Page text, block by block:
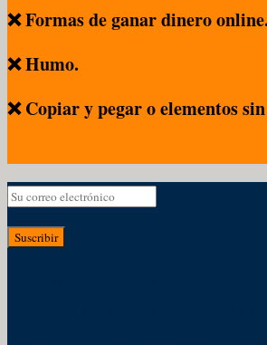
❌ Formas de ganar dinero online.
❌ Humo.
❌ Copiar y pegar o elementos
Suscribir